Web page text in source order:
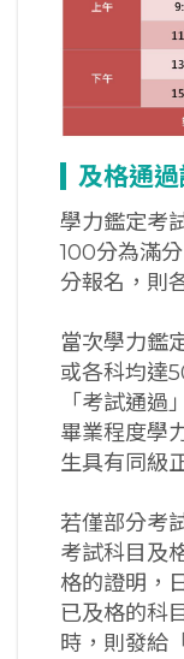
及格通
學力鑑定考
100分為滿
分報名，則
當次學力鑑
或各科均達
「考試通
畢業程度學
生具有同級
若僅部分考
考試科目及
格的證明，
已及格的科
時，則發給